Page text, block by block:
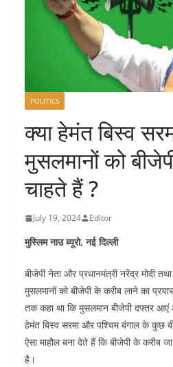
POLITICS
क्या हेमंत बिस्व
मुसलमानों को
चाहते हैं ?
July 19, 2024 Editor
मुस्लिम नाउ ब्यूरो, नई दिल्ली
बीजेपी नेता और प्रधानमंत्री नरेंद्र मोदी
मुसलमानों को बीजेपी के करीब लाने का
तक कहा था कि मुसलमान बीजेपी दफ्तर आएं
हेमंत बिस्व सरमा और पश्चिम बंगाल के कुछ
ऐसा माहौल बना देते हैं कि बीजेपी के करीब
है।